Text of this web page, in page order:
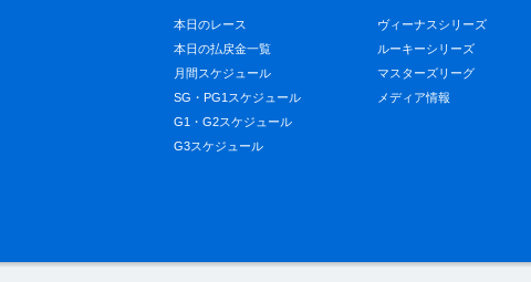
本日のレース
本日の払戻金一覧
月間スケジュール
SG・PG1スケジュール
G1・G2スケジュール
G3スケジュール
ヴィーナスシリーズ
ルーキーシリーズ
マスターズリーグ
メディア情報